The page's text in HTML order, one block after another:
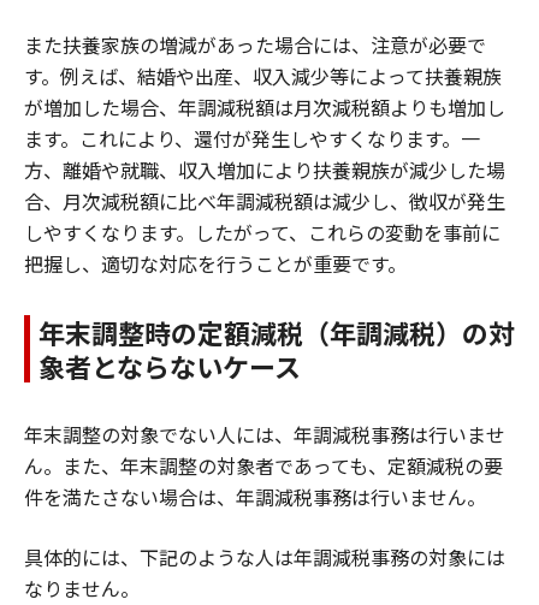
また扶養家族の増減があった場合には、注意が必要で
す。例えば、結婚や出産、収入減少等によって扶養親族
が増加した場合、年調減税額は月次減税額よりも増加し
ます。これにより、還付が発生しやすくなります。一
方、離婚や就職、収入増加により扶養親族が減少した場
合、月次減税額に比べ年調減税額は減少し、徴収が発生
しやすくなります。したがって、これらの変動を事前に
把握し、適切な対応を行うことが重要です。
年末調整時の定額減税（年調減税）の対
象者とならないケース
年末調整の対象でない人には、年調減税事務は行いませ
ん。また、年末調整の対象者であっても、定額減税の要
件を満たさない場合は、年調減税事務は行いません。
具体的には、下記のような人は年調減税事務の対象には
なりません。